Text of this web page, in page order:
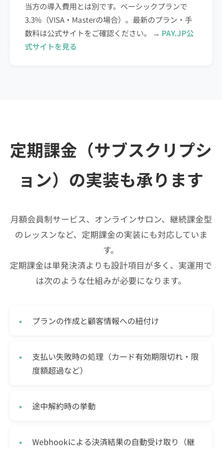
当方の導入費用とは別です。ベーシックプランで
3.3%（VISA・Masterの場合）。最新のプラン・手
数料は公式サイトをご確認ください。 → PAY.JP公
式サイトを見る
定期課金（サブスクリプシ
ョン）の実装も承ります
月額会員制サービス、オンラインサロン、継続課金型
のレッスンなど、定期課金の実装にも対応していま
す。
定期課金は単発決済よりも設計項目が多く、実運用で
は次のような仕組みが必要になります。
プランの作成と顧客情報への紐付け
支払い失敗時の処理（カード有効期限切れ・限
度額超過など）
途中解約時の挙動
Webhookによる決済結果の自動受け取り（継